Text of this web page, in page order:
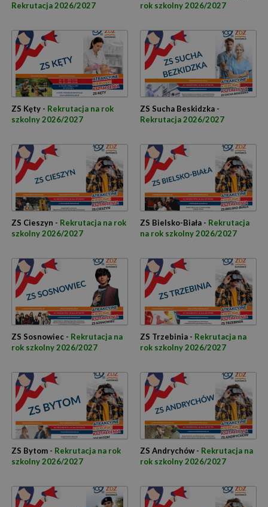
Rekrutacja 2026/2027
rok szkolny 2026/2027
ZS Kęty - Rekrutacja na rok
szkolny 2026/2027
ZS Sucha Beskidzka -
Rekrutacja 2026/2027
ZS Cieszyn - Rekrutacja na rok
szkolny 2026/2027
ZS Bielsko-Biała - Rekrutacja
na rok szkolny 2026/2027
ZS Sosnowiec - Rekrutacja na
rok szkolny 2026/2027
ZS Trzebinia - Rekrutacja na
rok szkolny 2026/2027
ZS Bytom - Rekrutacja na rok
szkolny 2026/2027
ZS Andrychów - Rekrutacja na
rok szkolny 2026/2027